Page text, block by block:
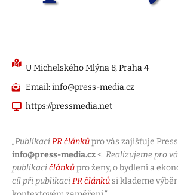
U Michelského Mlýna 8, Praha 4
Email: info@press-media.cz
https://pressmedia.net
„PublikaciPR článkůpro vás zajišťuje
info@press-media.cz <. Realizujeme pro
publikacičlánkůpro ženy, o bydlení a
cíl při publikaciPR článků si klademe